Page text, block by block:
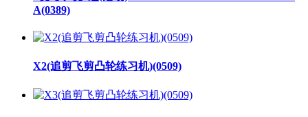
A(0389)
X2(追剪飞剪凸轮练习机)(0509)